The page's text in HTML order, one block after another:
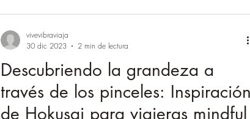
Descubriendo la grandeza a
través de los pinceles: Inspiración
de Hokusai para viajeras mindful
vivevibraviaja
30 dic 2023
2 min de lectura